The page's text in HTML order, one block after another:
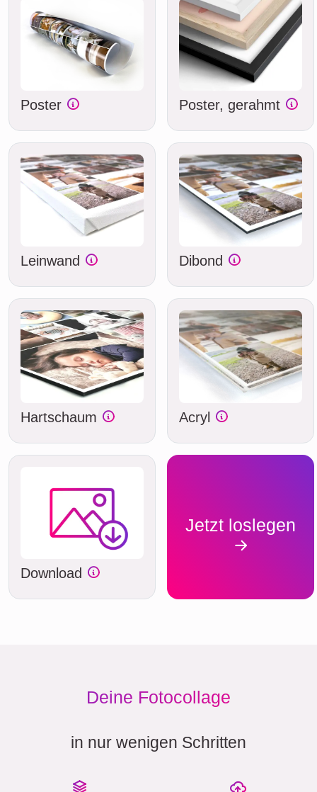
Poster Poster, gerahmt
Leinwand Dibond
Hartschaum Acryl
Download
Jetzt loslegen
Deine Fotocollage
in nur wenigen Schritten